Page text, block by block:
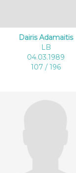
Dairis Adamaitis
LB
04.03.1989
107 / 196